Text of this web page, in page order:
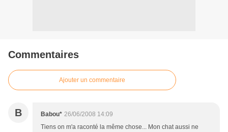
Commentaires
Ajouter un commentaire
B Babou* 26/06/2008 14:09
Tiens on m'a raconté la même chose... Mon chat aussi ne